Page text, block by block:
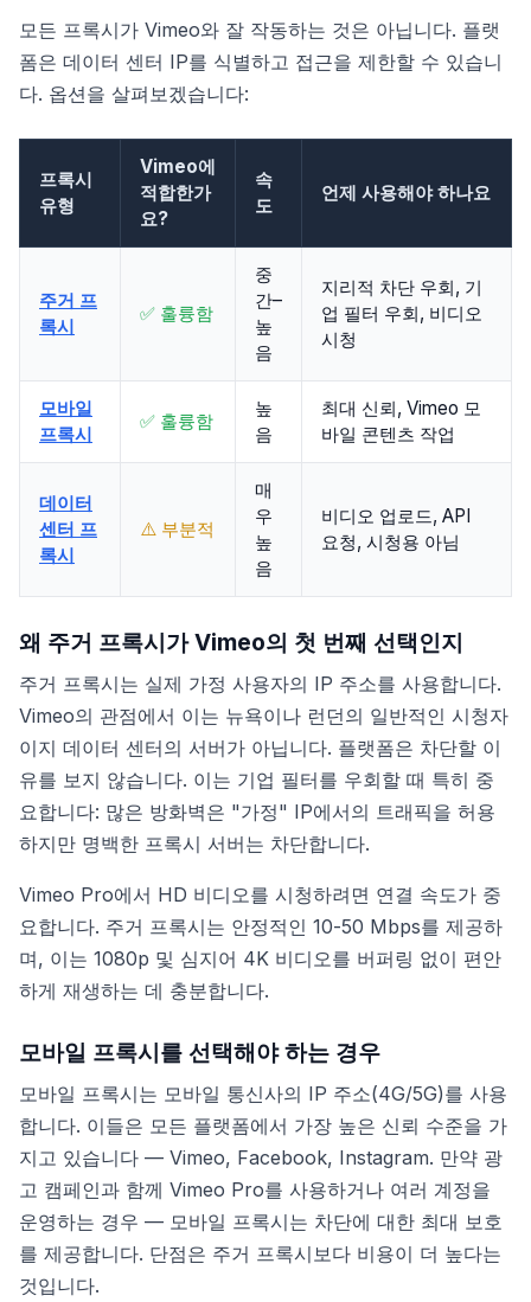
모든 프록시가 Vimeo와 잘 작동하는 것은 아닙니다. 플랫
폼은 데이터 센터 IP를 식별하고 접근을 제한할 수 있습니
다. 옵션을 살펴보겠습니다:
프록시
유형
Vimeo에
적합한가
요?
속
도
언제 사용해야 하나요
주거 프
록시
✅ 훌륭함
중
간–
높
음
지리적 차단 우회, 기
업 필터 우회, 비디오
시청
모바일
프록시
✅ 훌륭함
높
음
최대 신뢰, Vimeo 모
바일 콘텐츠 작업
데이터
센터 프
록시
⚠️ 부분적
매
우
높
음
비디오 업로드, API
요청, 시청용 아님
왜 주거 프록시가 Vimeo의 첫 번째 선택인지
주거 프록시는 실제 가정 사용자의 IP 주소를 사용합니다.
Vimeo의 관점에서 이는 뉴욕이나 런던의 일반적인 시청자
이지 데이터 센터의 서버가 아닙니다. 플랫폼은 차단할 이
유를 보지 않습니다. 이는 기업 필터를 우회할 때 특히 중
요합니다: 많은 방화벽은 "가정" IP에서의 트래픽을 허용
하지만 명백한 프록시 서버는 차단합니다.
Vimeo Pro에서 HD 비디오를 시청하려면 연결 속도가 중
요합니다. 주거 프록시는 안정적인 10-50 Mbps를 제공하
며, 이는 1080p 및 심지어 4K 비디오를 버퍼링 없이 편안
하게 재생하는 데 충분합니다.
모바일 프록시를 선택해야 하는 경우
모바일 프록시는 모바일 통신사의 IP 주소(4G/5G)를 사용
합니다. 이들은 모든 플랫폼에서 가장 높은 신뢰 수준을 가
지고 있습니다 — Vimeo, Facebook, Instagram. 만약 광
고 캠페인과 함께 Vimeo Pro를 사용하거나 여러 계정을
운영하는 경우 — 모바일 프록시는 차단에 대한 최대 보호
를 제공합니다. 단점은 주거 프록시보다 비용이 더 높다는
것입니다.